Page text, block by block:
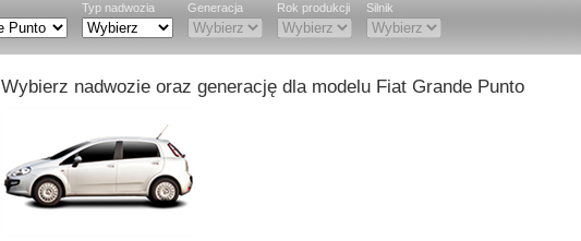
Typ nadwozia Generacja Rok produkcji Silnik
Wybierz nadwozie oraz generację dla modelu Fiat Grande Punto